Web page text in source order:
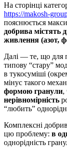
На сторінці
https://makosh-
пояснюється
добрива містять
живлення (азот,
Далі — те, що для
типову “стару”
в тукосуміші
мінус такого
формою гранули,
нерівномірність
“любить”
Комплексні
цю проблему: в
однорідність